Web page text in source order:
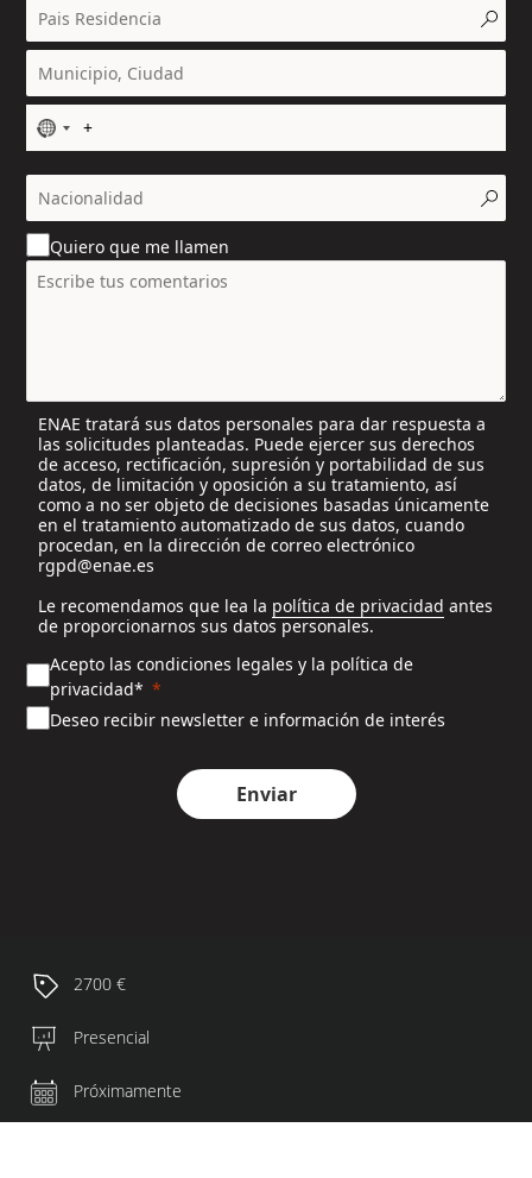
N
o
c
o
u
n
t
l
e
c
t
e
d
Quiero que me llamen
ENAE tratará sus datos personales para dar respuesta a
las solicitudes planteadas. Puede ejercer sus derechos
de acceso, rectificación, supresión y portabilidad de sus
datos, de limitación y oposición a su tratamiento, así
como a no ser objeto de decisiones basadas únicamente
en el tratamiento automatizado de sus datos, cuando
procedan, en la dirección de correo electrónico
rgpd@enae.es
Le recomendamos que lea la política de privacidad antes
de proporcionarnos sus datos personales.
Acepto las condiciones legales y la política de
privacidad*
Deseo recibir newsletter e información de interés
Enviar
2700 €
Presencial
Próximamente